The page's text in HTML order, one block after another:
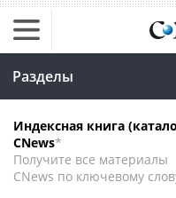
Разделы
Индексная книга
CNews*
Получите все материалы
CNews по ключевому